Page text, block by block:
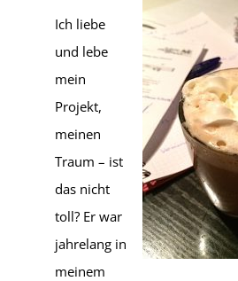
Ich liebe
und lebe
mein
Projekt,
meinen
Traum – ist
das nicht
toll? Er war
jahrelang in
meinem